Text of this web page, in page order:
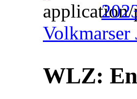
WLZ: